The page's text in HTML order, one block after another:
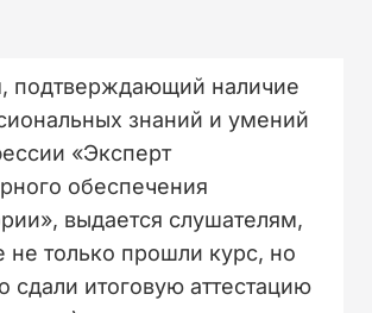
подтверждающий наличие
знаний и умений
«Эксперт
обеспечения
выдается слушателям,
не только прошли курс, но
сдали итоговую аттестацию